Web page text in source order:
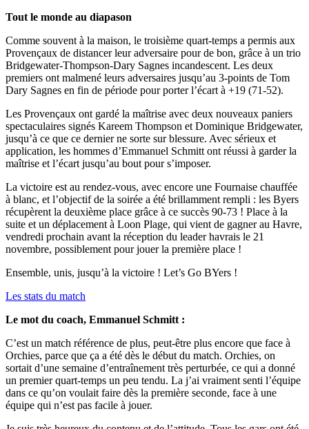
Tout le monde au diapason
Comme souvent à la maison, le troisième quart-temps a permis aux
Provençaux de distancer leur adversaire pour de bon, grâce à un trio
Bridgewater-Thompson-Dary Sagnes incandescent. Les deux
premiers ont malmené leurs adversaires jusqu’au 3-points de Tom
Dary Sagnes en fin de période pour porter l’écart à +19 (71-52).
Les Provençaux ont gardé la maîtrise avec deux nouveaux paniers
spectaculaires signés Kareem Thompson et Dominique Bridgewater,
jusqu’à ce que ce dernier ne sorte sur blessure. Avec sérieux et
application, les hommes d’Emmanuel Schmitt ont réussi à garder la
maîtrise et l’écart jusqu’au bout pour s’imposer.
La victoire est au rendez-vous, avec encore une Fournaise chauffée
à blanc, et l’objectif de la soirée a été brillamment rempli : les Byers
récupèrent la deuxième place grâce à ce succès 90-73 ! Place à la
suite et un déplacement à Loon Plage, qui vient de gagner au Havre,
vendredi prochain avant la réception du leader havrais le 21
novembre, possiblement pour jouer la première place !
Ensemble, unis, jusqu’à la victoire ! Let’s Go BYers !
Les stats du match
Le mot du coach, Emmanuel Schmitt :
C’est un match référence de plus, peut-être plus encore que face à
Orchies, parce que ça a été dès le début du match. Orchies, on
sortait d’une semaine d’entraînement très perturbée, ce qui a donné
un premier quart-temps un peu tendu. La j’ai vraiment senti l’équipe
dans ce qu’on voulait faire dès la première seconde, face à une
équipe qui n’est pas facile à jouer.